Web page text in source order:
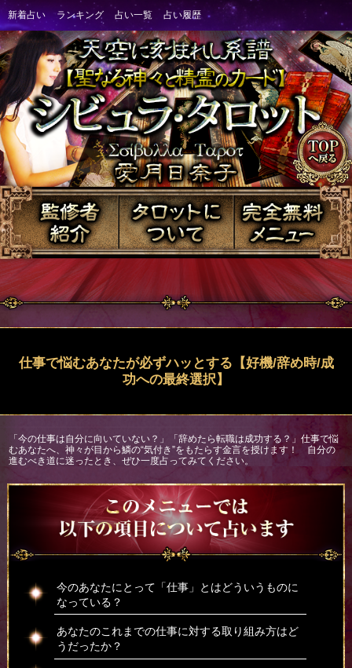
仕事で悩むあなたが必ずハッとする【好機/辞め時/成
功への最終選択】
「今の仕事は自分に向いていない？」「辞めたら転職は成功する？」仕事で悩
むあなたへ、神々が目から鱗の“気付き”をもたらす金言を授けます！ 自分の
進むべき道に迷ったとき、ぜひ一度占ってみてください。
今のあなたにとって「仕事」とはどういうものに
なっている？
あなたのこれまでの仕事に対する取り組み方はど
うだったか？